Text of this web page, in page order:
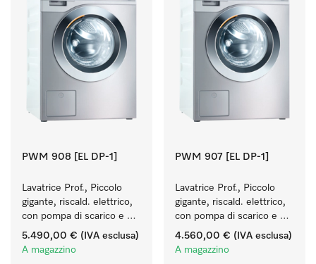
PWM 908 [EL DP-1]
Lavatrice Prof., Piccolo
gigante, riscald. elettrico,
con pompa di scarico e
programmi specifici per
target. Resa 8 kg
5.490,00 € (IVA esclusa)
A magazzino
PWM 907 [EL DP-1]
Lavatrice Prof., Piccolo
gigante, riscald. elettrico,
con pompa di scarico e
programmi specifici per
target. Resa 7 kg
4.560,00 € (IVA esclusa)
A magazzino